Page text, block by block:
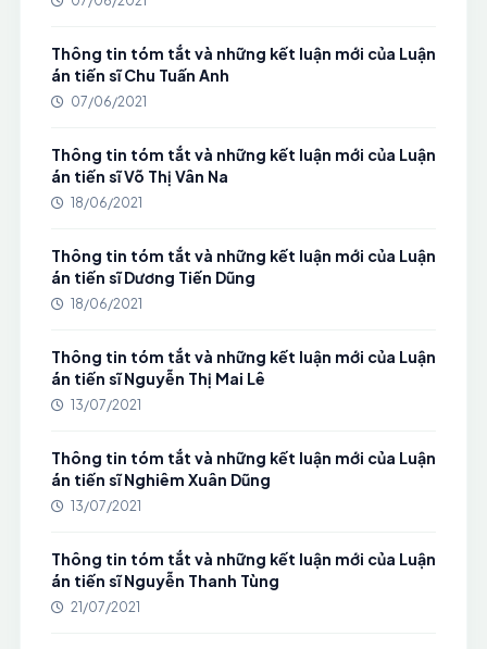
Thông tin tóm tắt và những kết luận mới của Luận
án tiến sĩ Chu Tuấn Anh
07/06/2021
Thông tin tóm tắt và những kết luận mới của Luận
án tiến sĩ Võ Thị Vân Na
18/06/2021
Thông tin tóm tắt và những kết luận mới của Luận
án tiến sĩ Dương Tiến Dũng
18/06/2021
Thông tin tóm tắt và những kết luận mới của Luận
án tiến sĩ Nguyễn Thị Mai Lê
13/07/2021
Thông tin tóm tắt và những kết luận mới của Luận
án tiến sĩ Nghiêm Xuân Dũng
13/07/2021
Thông tin tóm tắt và những kết luận mới của Luận
án tiến sĩ Nguyễn Thanh Tùng
21/07/2021